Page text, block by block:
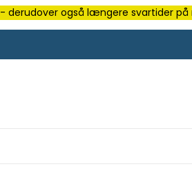
også længere svartider på